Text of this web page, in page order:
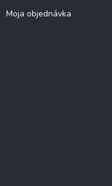
Moja objednávka